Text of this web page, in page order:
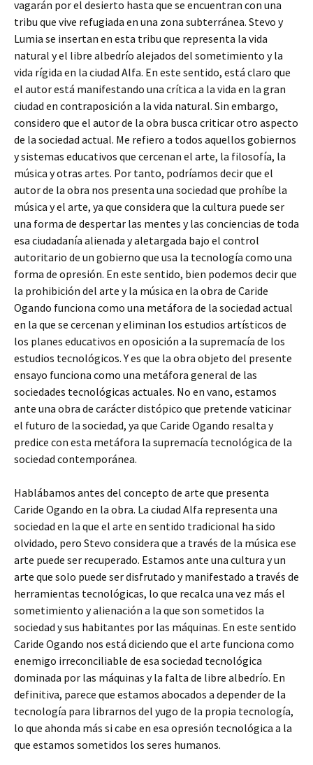
vagarán por el desierto hasta que se encuentran con una
tribu que vive refugiada en una zona subterránea. Stevo y
Lumia se insertan en esta tribu que representa la vida
natural y el libre albedrío alejados del sometimiento y la
vida rígida en la ciudad Alfa. En este sentido, está claro que
el autor está manifestando una crítica a la vida en la gran
ciudad en contraposición a la vida natural. Sin embargo,
considero que el autor de la obra busca criticar otro aspecto
de la sociedad actual. Me refiero a todos aquellos gobiernos
y sistemas educativos que cercenan el arte, la filosofía, la
música y otras artes. Por tanto, podríamos decir que el
autor de la obra nos presenta una sociedad que prohíbe la
música y el arte, ya que considera que la cultura puede ser
una forma de despertar las mentes y las conciencias de toda
esa ciudadanía alienada y aletargada bajo el control
autoritario de un gobierno que usa la tecnología como una
forma de opresión. En este sentido, bien podemos decir que
la prohibición del arte y la música en la obra de Caride
Ogando funciona como una metáfora de la sociedad actual
en la que se cercenan y eliminan los estudios artísticos de
los planes educativos en oposición a la supremacía de los
estudios tecnológicos. Y es que la obra objeto del presente
ensayo funciona como una metáfora general de las
sociedades tecnológicas actuales. No en vano, estamos
ante una obra de carácter distópico que pretende vaticinar
el futuro de la sociedad, ya que Caride Ogando resalta y
predice con esta metáfora la supremacía tecnológica de la
sociedad contemporánea.
Hablábamos antes del concepto de arte que presenta
Caride Ogando en la obra. La ciudad Alfa representa una
sociedad en la que el arte en sentido tradicional ha sido
olvidado, pero Stevo considera que a través de la música ese
arte puede ser recuperado. Estamos ante una cultura y un
arte que solo puede ser disfrutado y manifestado a través de
herramientas tecnológicas, lo que recalca una vez más el
sometimiento y alienación a la que son sometidos la
sociedad y sus habitantes por las máquinas. En este sentido
Caride Ogando nos está diciendo que el arte funciona como
enemigo irreconciliable de esa sociedad tecnológica
dominada por las máquinas y la falta de libre albedrío. En
definitiva, parece que estamos abocados a depender de la
tecnología para librarnos del yugo de la propia tecnología,
lo que ahonda más si cabe en esa opresión tecnológica a la
que estamos sometidos los seres humanos.